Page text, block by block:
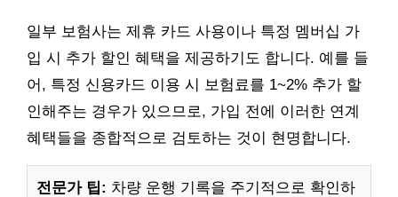
일부 보험사는 제휴 카드 사용이나 특정 멤버십 가
입 시 추가 할인 혜택을 제공하기도 합니다. 예를 들
어, 특정 신용카드 이용 시 보험료를 1~2% 추가 할
인해주는 경우가 있으므로, 가입 전에 이러한 연계
혜택들을 종합적으로 검토하는 것이 현명합니다.
전문가 팁: 차량 운행 기록을 주기적으로 확인하